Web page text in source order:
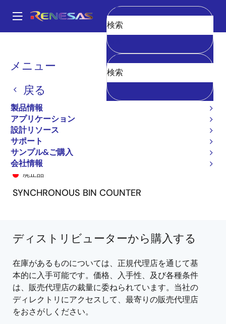
ン
Main
navigation
メニュー
戻る
製品情報
アプリケーション
設計リソース
サポート
サンプル&ご購入
会社情報
消去
パ
く
ず
74FCT161T
74FCT161TSO8
廃止品
SYNCHRONOUS BIN COUNTER
ディストリビューターから購入する
在庫があるものについては、正規代理店を通じて基
本的に入手可能です。価格、入手性、及び各種条件
は、販売代理店の裁量に委ねられています。当社の
ディレクトリにアクセスして、最寄りの販売代理店
をおさがしください。